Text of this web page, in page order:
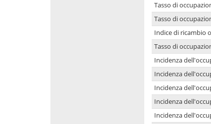
Tasso di
Tasso di
Indice di ricambio
Tasso di
Incidenza
Incidenza
Incidenza
Incidenza
Incidenza